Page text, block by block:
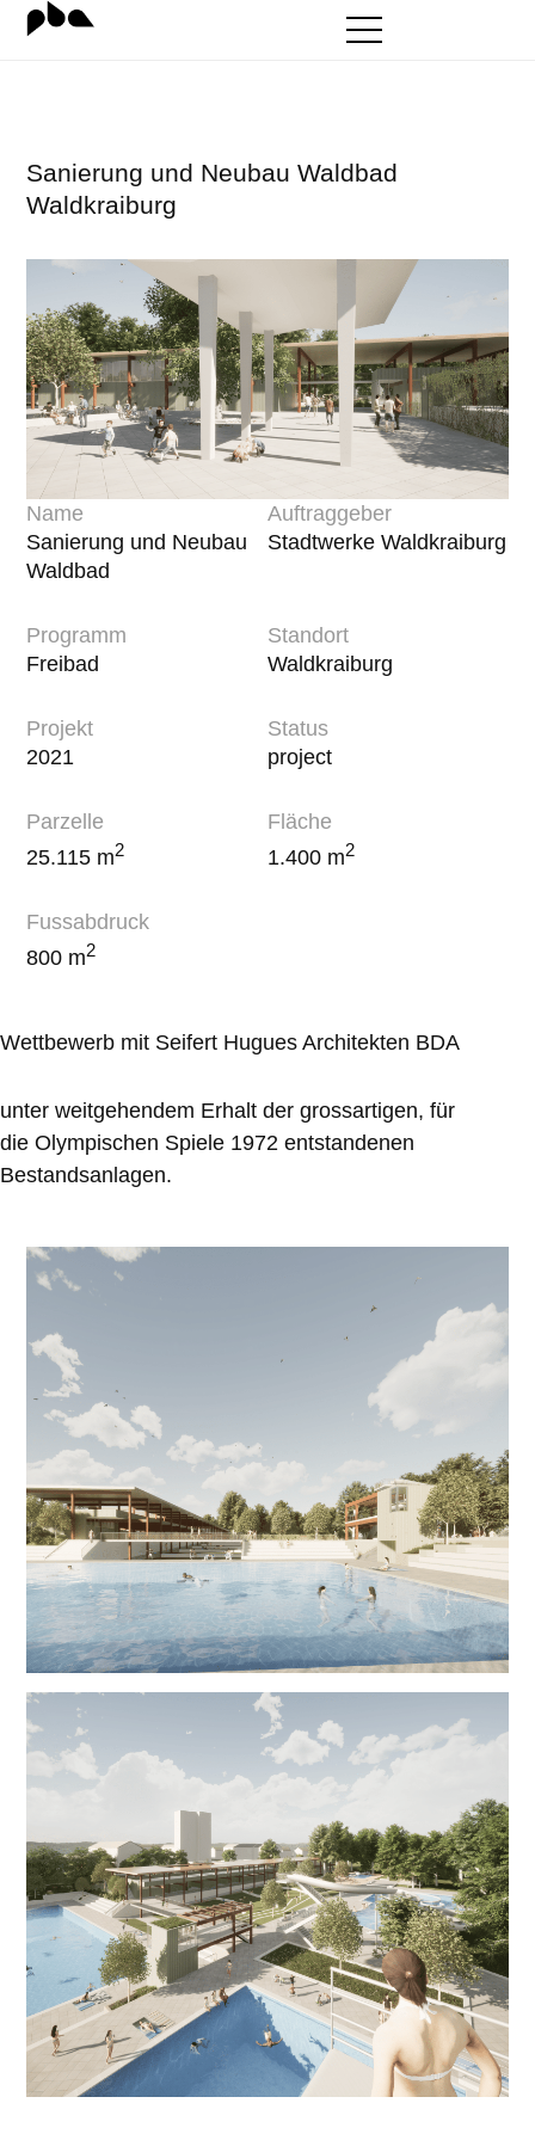
Sanierung und Neubau Waldbad
Waldkraiburg
Name
Sanierung und Neubau
Waldbad
Auftraggeber
Stadtwerke Waldkraiburg
Programm
Freibad
Standort
Waldkraiburg
Projekt
2021
Status
project
Parzelle
25.115 m2
Fläche
1.400 m2
Fussabdruck
800 m2
Wettbewerb mit Seifert Hugues Architekten BDA
unter weitgehendem Erhalt der grossartigen, für
die Olympischen Spiele 1972 entstandenen
Bestandsanlagen.